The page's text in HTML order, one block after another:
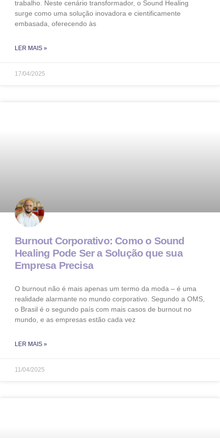
trabalho. Neste cenário transformador, o Sound Healing
surge como uma solução inovadora e cientificamente
embasada, oferecendo às
LER MAIS »
17/04/2025
Burnout Corporativo: Como o Sound
Healing Pode Ser a Solução que sua
Empresa Precisa
O burnout não é mais apenas um termo da moda – é uma
realidade alarmante no mundo corporativo. Segundo a OMS,
o Brasil é o segundo país com mais casos de burnout no
mundo, e as empresas estão cada vez
LER MAIS »
11/04/2025